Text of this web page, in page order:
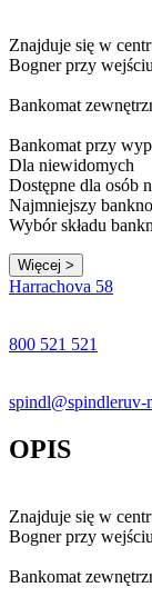
Znajduje się w
Bogner przy
Bankomat
Bankomat przy
Dla niewidomych
Dostępne dla osób
Najmniejszy
Wybór składu
Więcej >
−
Harrachova 58
800 521 521
spindl@spindleruv-
OPIS
Znajduje się w
Bogner przy
Bankomat